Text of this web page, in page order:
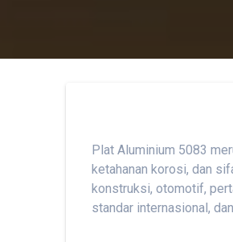
Plat Aluminium 5083
ketahanan korosi, dan
konstruksi, otomotif,
standar internasional,